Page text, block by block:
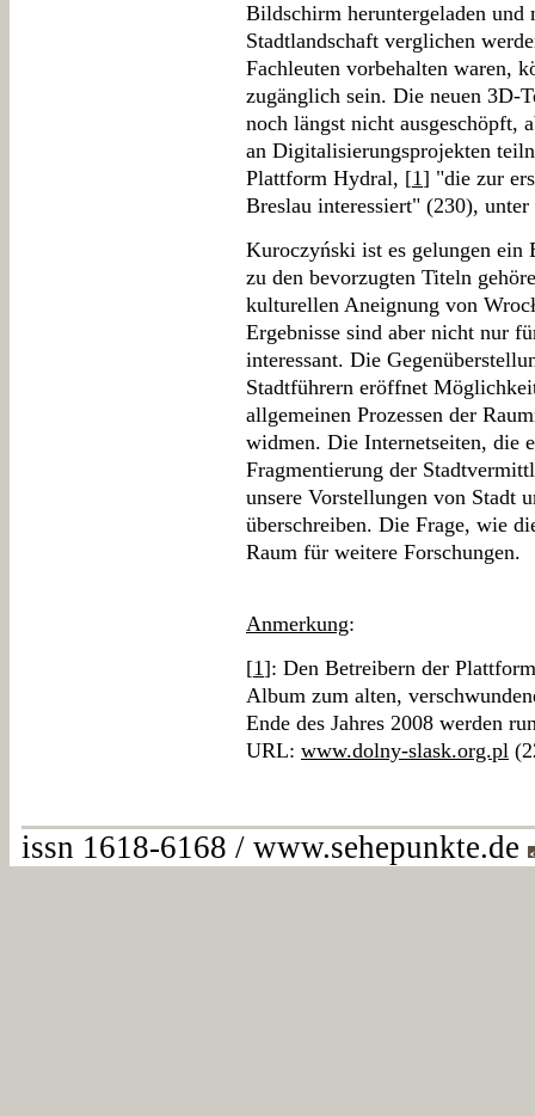
Bildschirm heruntergeladen und
Stadtlandschaft verglichen
Fachleuten vorbehalten waren,
zugänglich sein. Die neuen 3D-
noch längst nicht ausgeschöpft,
an Digitalisierungsprojekten
Plattform Hydral, [1] "die zur
Breslau interessiert" (230),
Kuroczyński ist es gelungen ein
zu den bevorzugten Titeln
kulturellen Aneignung von
Ergebnisse sind aber nicht nur
interessant. Die
Stadtführern eröffnet
allgemeinen Prozessen der
widmen. Die Internetseiten, die
Fragmentierung der
unsere Vorstellungen von Stadt
überschreiben. Die Frage, wie
Raum für weitere Forschungen.
Anmerkung:
[1]: Den Betreibern der
Album zum alten,
Ende des Jahres 2008 werden
URL: www.dolny-slask.org.pl
issn 1618-6168 / www.sehepunkte.de